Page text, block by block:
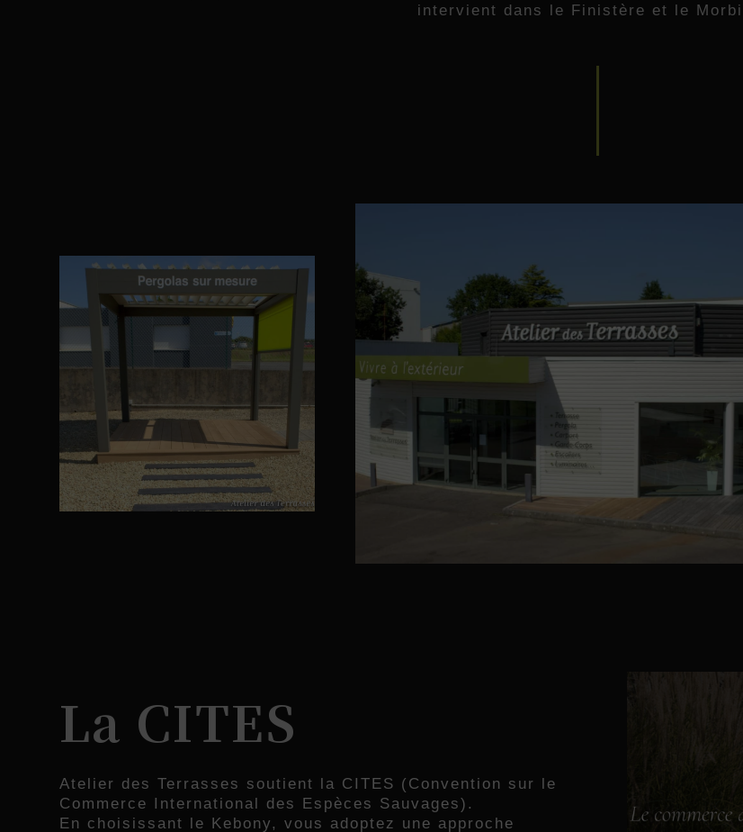
intervient dans le Finistère et le
La CITES
Atelier des Terrasses soutient la CITES (Convention sur le
Commerce International des Espèces Sauvages).
En choisissant le Kebony, vous adoptez une approche